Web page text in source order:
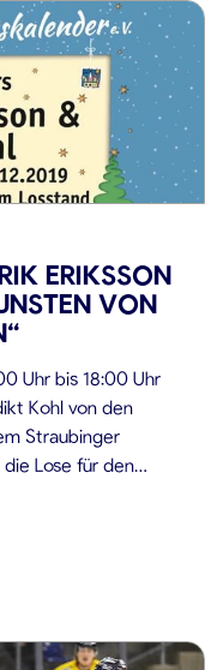
ERIKSSON
VON
Uhr bis 18:00 Uhr
Kohl von den
Straubinger
Lose für den
Der Erlös der
an die